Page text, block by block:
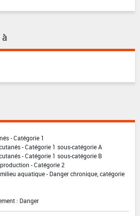
- Catégorie 1
- Catégorie 1 sous-catégorie A
- Catégorie 1 sous-catégorie B
- Catégorie 2
aquatique - Danger chronique, catégorie
: Danger